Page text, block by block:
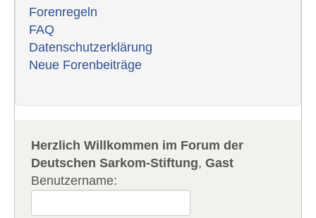
Forenregeln
FAQ
Datenschutzerklärung
Neue Forenbeiträge
Herzlich Willkommen im Forum der
Deutschen Sarkom-Stiftung,Gast
Benutzername: